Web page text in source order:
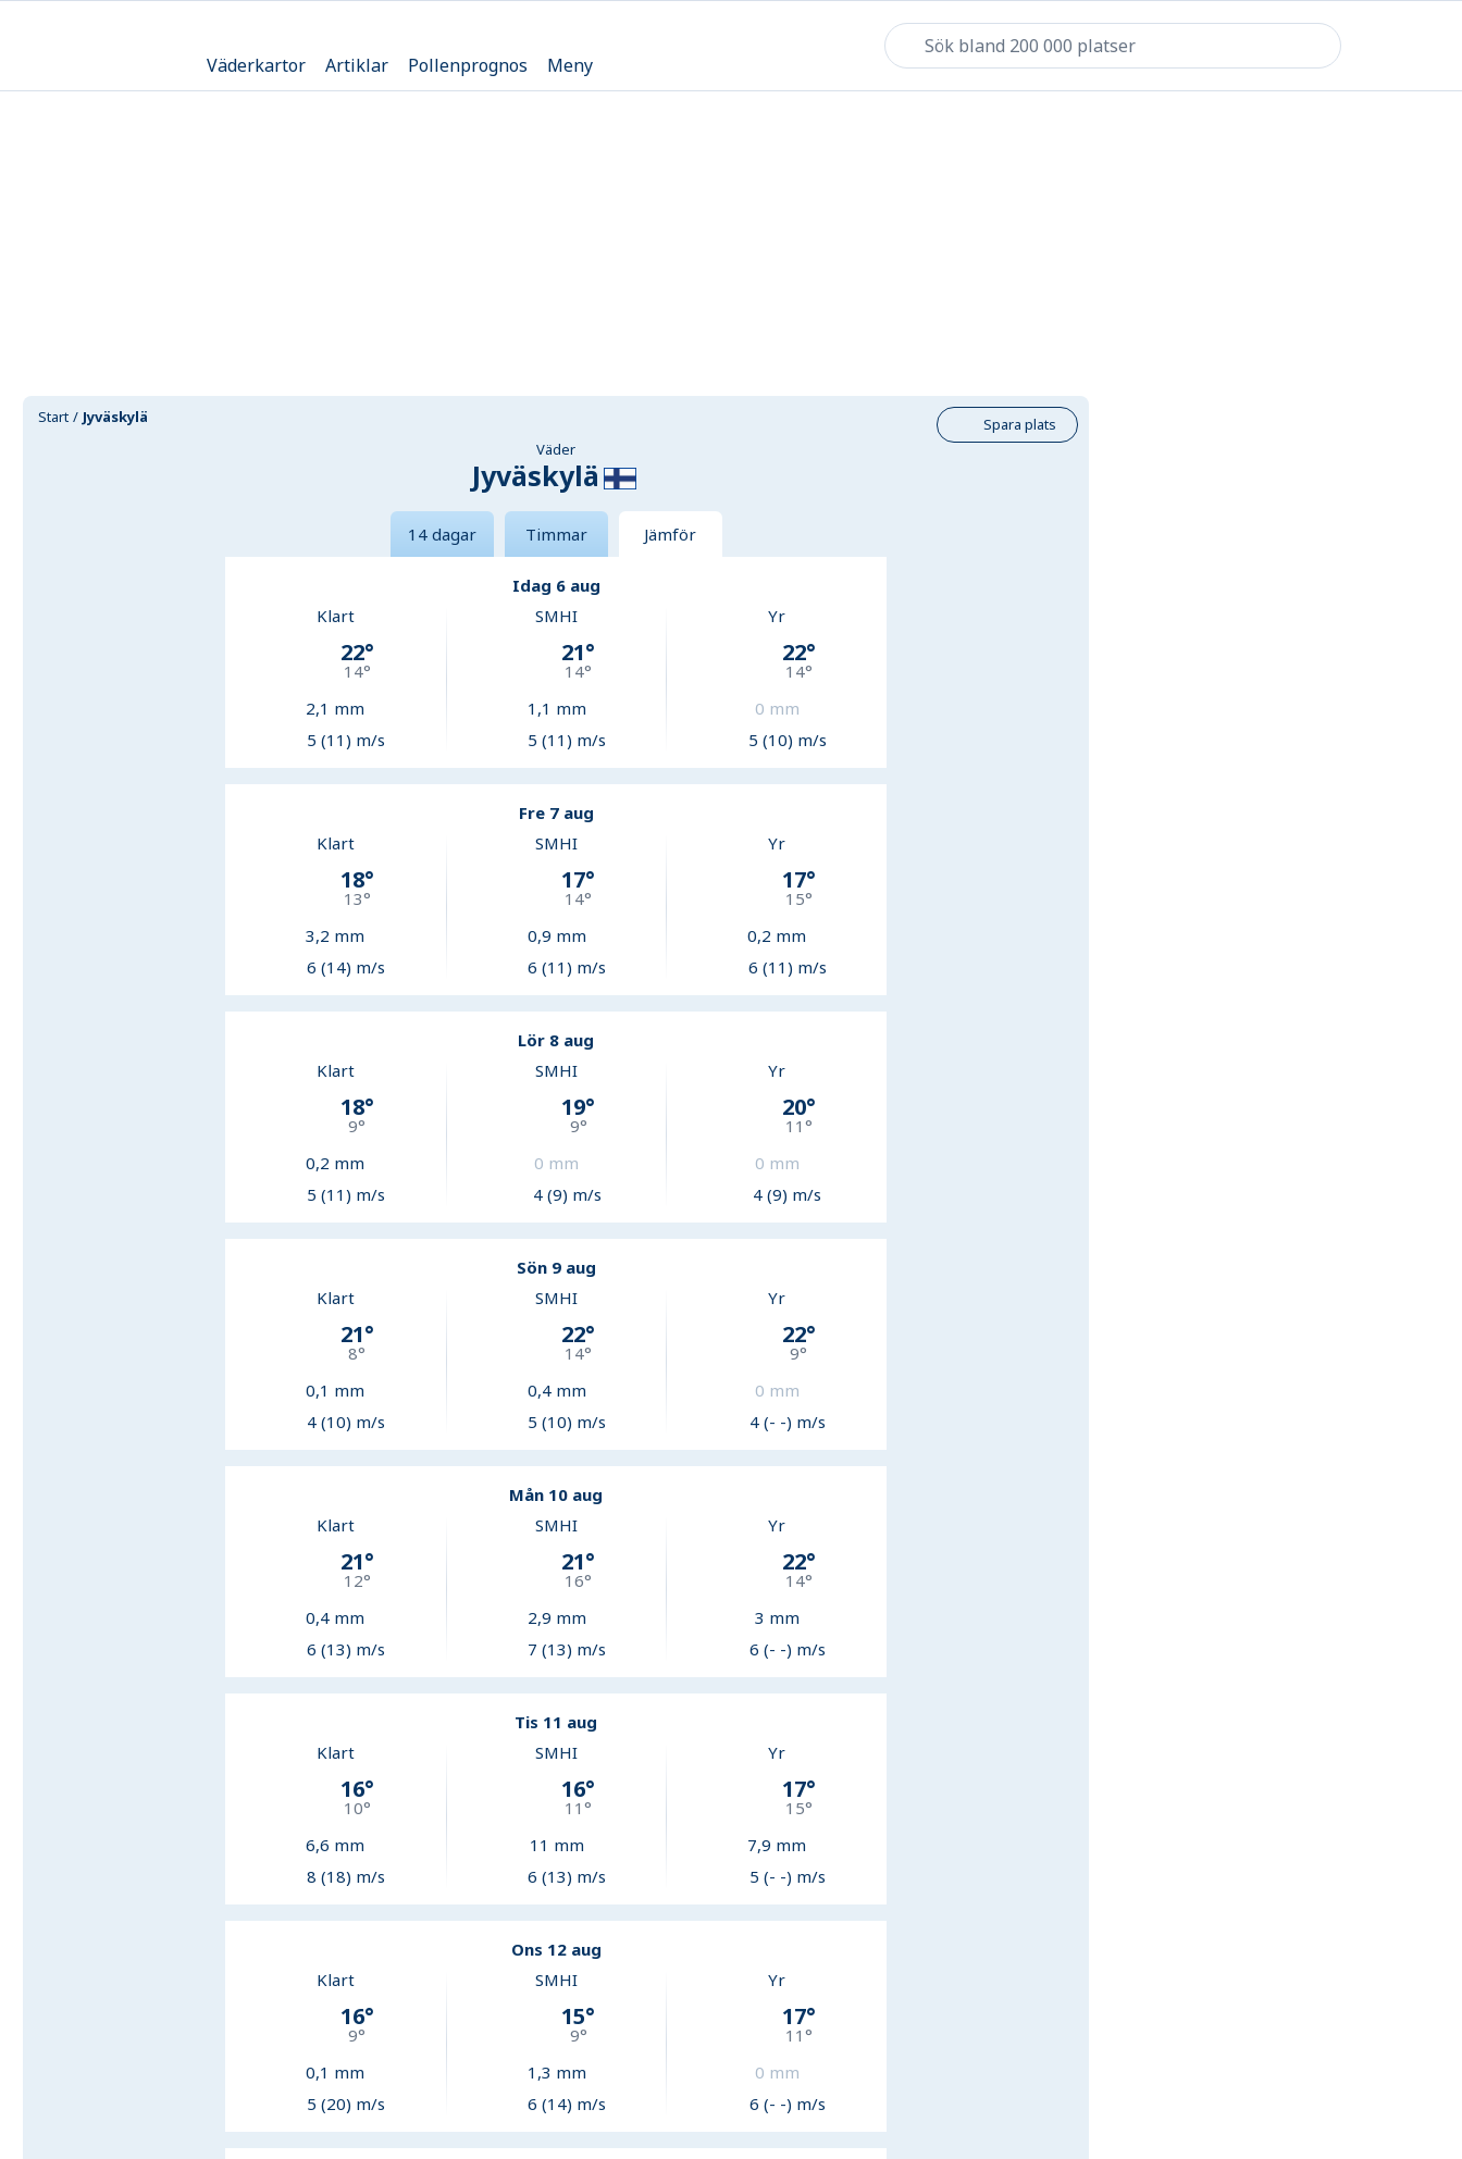
Väderkartor Artiklar Pollenprognos Meny
Start Jyväskylä
Spara plats
Väder
Jyväskylä
14 dagar Timmar Jämför
Idag 6 aug
Klart
22°
14°
2,1 mm
5 (11) m/s
SMHI
21°
14°
1,1 mm
5 (11) m/s
Yr
22°
14°
0 mm
5 (10) m/s
Fre 7 aug
Klart
18°
13°
3,2 mm
6 (14) m/s
SMHI
17°
14°
0,9 mm
6 (11) m/s
Yr
17°
15°
0,2 mm
6 (11) m/s
Lör 8 aug
Klart
18°
9°
0,2 mm
5 (11) m/s
SMHI
19°
9°
0 mm
4 (9) m/s
Yr
20°
11 °
0 mm
4 (9) m/s
Sön 9 aug
Klart
21°
8°
0,1 mm
4 (10) m/s
SMHI
22°
14°
0,4mm
5 (10) m/s
Yr
22°
9°
0 mm
4 (- -) m/s
Mån 10 aug
Klart
21°
12°
0,4 mm
6 (13) m/s
SMHI
21°
16°
2,9 mm
7 (13) m/s
Yr
22°
14°
3 mm
6 (- -) m/s
Tis 11 aug
Klart
16°
10°
6,6 mm
8 (18) m/s
SMHI
16°
11 °
11 mm
6 (13) m/s
Yr
17°
15°
7,9 mm
5 (- -) m/s
Ons 12 aug
Klart
16°
9°
0,1 mm
5 (20) m/s
SMHI
15°
9°
1,3 mm
6 (14) m/s
Yr
17°
11 °
0 mm
6 (- -) m/s